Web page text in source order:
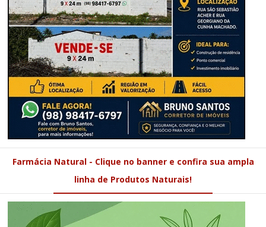
Farmácia Natural - Clique no banner e confira sua ampla
linha de Produtos Naturais!